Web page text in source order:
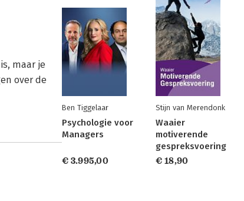
maar je
over de
Ben Tiggelaar
Psychologie voor
Managers
€ 3.995,00
Stijn van Merendonk
Waaier
motiverende
gespreksvoering
€ 18,90